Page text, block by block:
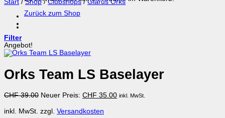
Zurück zum Shop
Start / Shop / Clubshops / Glarus Orks
Filter
Angebot!
Orks Team LS Baselayer
CHF39.00 Ursprünglicher
war:
Neuer Preis: CHF 35.00Aktueller
inkl. MwSt.
inkl. MwSt. zzgl. Versandkosten